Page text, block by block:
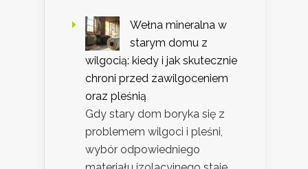
Wełna mineralna w
starym domu z
wilgocią: kiedy i jak skutecznie
chroni przed zawilgoceniem
oraz pleśnią
Gdy stary dom boryka się z
problemem wilgoci i pleśni,
wybór odpowiedniego